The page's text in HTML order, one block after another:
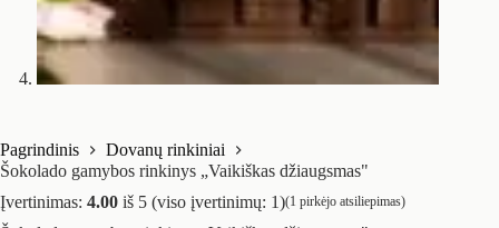
Pagrindinis
Dovanų rinkiniai
Šokolado gamybos rinkinys „Vaikiškas džiaugsmas"
Įvertinimas: 4.00 iš 5 (viso įvertinimų: 1)(1 pirkėjo atsiliepimas)